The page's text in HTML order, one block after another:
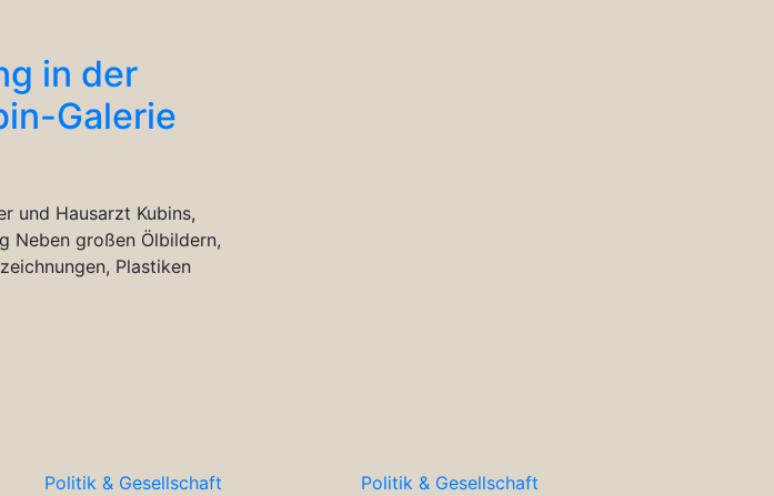
in der
Galerie
und Hausarzt Kubins,
Neben großen Ölbildern,
Plastiken
Politik & Gesellschaft
Politik & Gesellschaft